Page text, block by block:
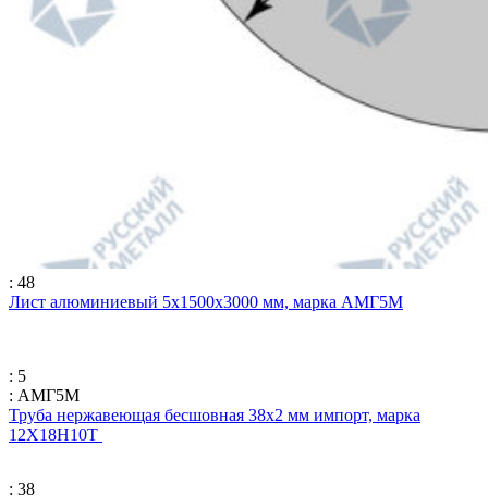
: 48
Лист алюминиевый 5х1500х3000 мм, марка АМГ5М
: 5
: АМГ5М
Труба нержавеющая бесшовная 38х2 мм импорт, марка
12Х18Н10Т
: 38